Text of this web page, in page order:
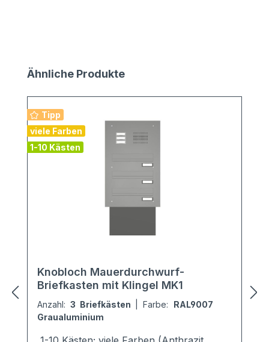
Produktgalerie überspringen
Ähnliche Produkte
Tipp
viele Farben
1-10 Kästen
Knobloch Mauerdurchwurf-
Briefkasten mit Klingel MK1
Anzahl: 3 Briefkästen Farbe: RAL9007
Graualuminium